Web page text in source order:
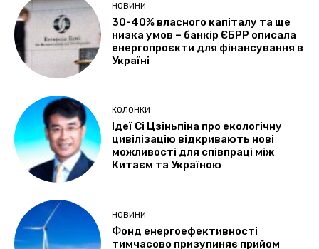
НОВИНИ
30-40% власного капіталу та ще
низка умов – банкір ЄБРР описала
енергопроєкти для фінансування в
Україні
КОЛОНКИ
Ідеї Сі Цзіньпіна про екологічну
цивілізацію відкривають нові
можливості для співпраці між
Китаєм та Україною
НОВИНИ
Фонд енергоефективності
тимчасово призупиняє прийом